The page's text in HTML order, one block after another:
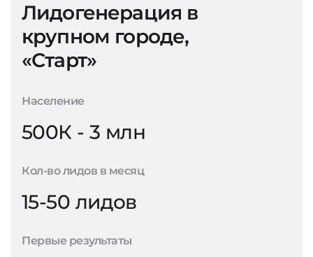
Лидогенерация в
крупном городе,
«Старт»
Население
500К - 3 млн
Кол-во лидов в месяц
15-50 лидов
Первые результаты